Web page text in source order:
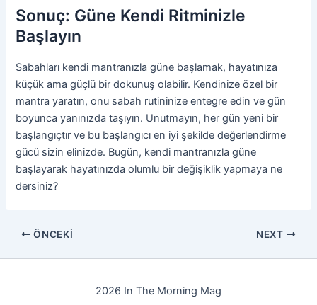
Sonuç: Güne Kendi Ritminizle
Başlayın
Sabahları kendi mantranızla güne başlamak, hayatınıza
küçük ama güçlü bir dokunuş olabilir. Kendinize özel bir
mantra yaratın, onu sabah rutininize entegre edin ve gün
boyunca yanınızda taşıyın. Unutmayın, her gün yeni bir
başlangıçtır ve bu başlangıcı en iyi şekilde değerlendirme
gücü sizin elinizde. Bugün, kendi mantranızla güne
başlayarak hayatınızda olumlu bir değişiklik yapmaya ne
dersiniz?
ÖNCEKI NEXT
2026 In The Morning Mag